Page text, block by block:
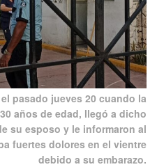
pasado jueves 20 cuando la
años de edad, llegó a dicho
su esposo y le informaron al
fuertes dolores en el vientre
debido a su embarazo.